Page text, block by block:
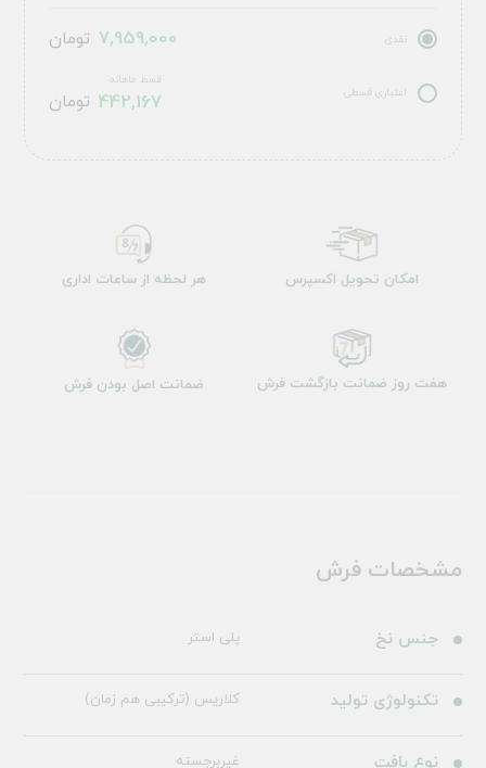
نقدی 7,959,000 تومان
اعتباری قسطی
قسط ماهانه
442,167 تومان
امکان تحویل اکسپرس هر لحظه از ساعات اداری
هفت روز ضمانت بازگشت فرش ضمانت اصل بودن فرش
مشخصات فرش
جنس نخ پلی استر
تکنولوژی تولید کلاریس (ترکیبی هم زمان)
نوع بافت غیربرجسته